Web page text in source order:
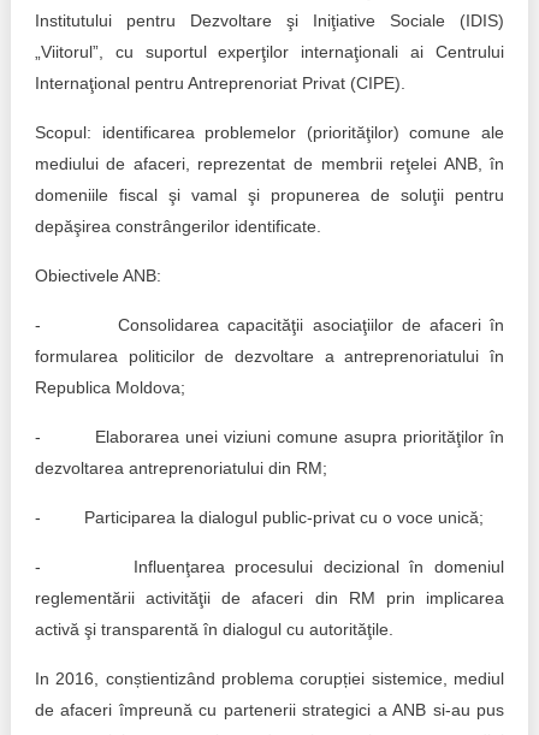
Inițiative în derulare
Inițiative desfășurate
Note & poziții​
Organigrama IDIS
Anunțuri
Consiliul consulativ internațional IDIS
Laborator sociometric
People Watch
Proces democratic
Agenda Națională de Business
Puterea hibridă
15 minute de realism economic
Trend Hunter
Transparența întreprinderilor de stat
Moldova
Institutului pentru Dezvoltare şi Iniţiative Sociale (IDIS)
„Viitorul”, cu suportul experţilor internaţionali ai Centrului
Internaţional pentru Antreprenoriat Privat (CIPE).
Scopul: identificarea problemelor (priorităţilor) comune ale
mediului de afaceri, reprezentat de membrii reţelei ANB, în
domeniile fiscal şi vamal şi propunerea de soluţii pentru
depăşirea constrângerilor identificate.
Obiectivele ANB:
- Consolidarea capacităţii asociaţiilor de afaceri în
formularea politicilor de dezvoltare a antreprenoriatului în
Republica Moldova;
- Elaborarea unei viziuni comune asupra priorităţilor în
dezvoltarea antreprenoriatului din RM;
- Participarea la dialogul public-privat cu o voce unică;
- Influenţarea procesului decizional în domeniul
reglementării activităţii de afaceri din RM prin implicarea
activă şi transparentă în dialogul cu autorităţile.
In 2016, conștientizând problema corupției sistemice, mediul
de afaceri împreună cu partenerii strategici a ANB si-au pus